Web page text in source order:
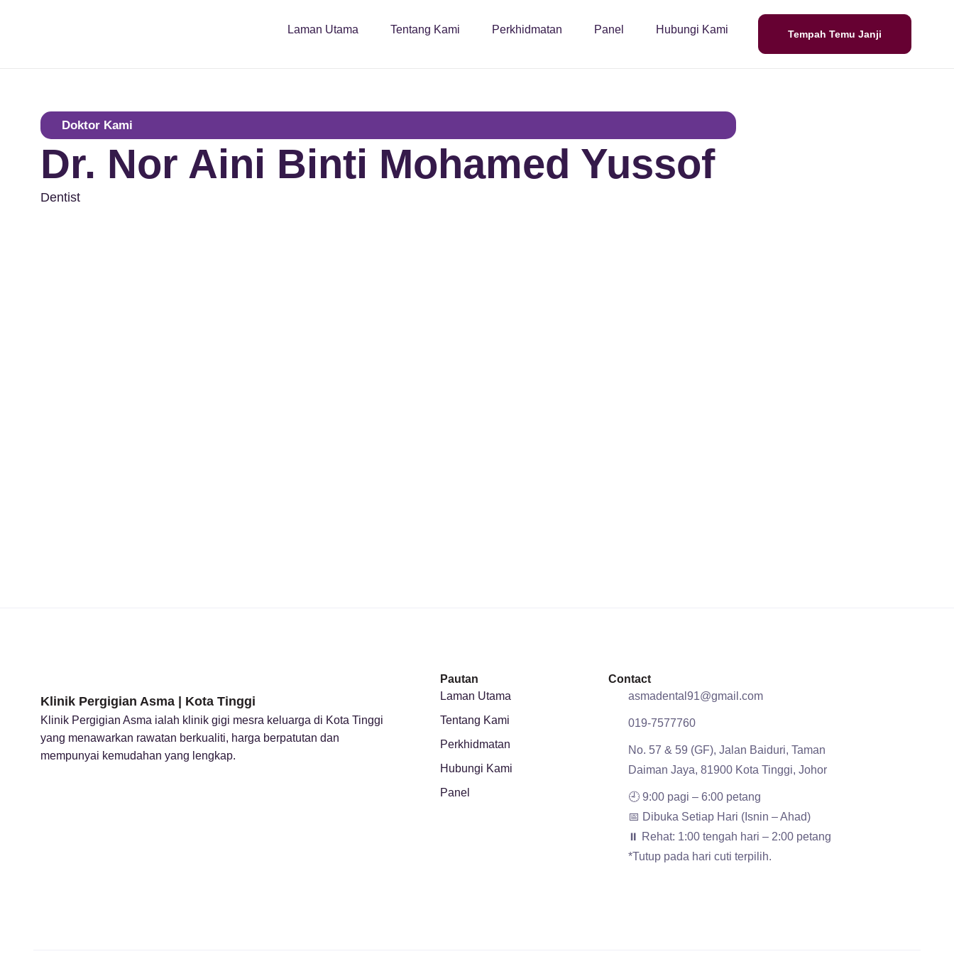
Laman Utama Tentang Kami Perkhidmatan Panel Hubungi Kami Tempah Temu Janji
Doktor Kami
Dr. Nor Aini Binti Mohamed Yussof
Dentist
Klinik Pergigian Asma | Kota Tinggi
Klinik Pergigian Asma ialah klinik gigi mesra keluarga di Kota Tinggi
yang menawarkan rawatan berkualiti, harga berpatutan dan
mempunyai kemudahan yang lengkap.
Pautan
Laman Utama
Tentang Kami
Perkhidmatan
Hubungi Kami
Panel
Contact
asmadental91@gmail.com
019-7577760
No. 57 & 59 (GF), Jalan Baiduri, Taman
Daiman Jaya, 81900 Kota Tinggi, Johor
🕘 9:00 pagi – 6:00 petang
📅 Dibuka Setiap Hari (Isnin – Ahad)
⏸️ Rehat: 1:00 tengah hari – 2:00 petang
*Tutup pada hari cuti terpilih.